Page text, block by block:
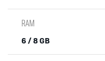
RAM
6 / 8 GB